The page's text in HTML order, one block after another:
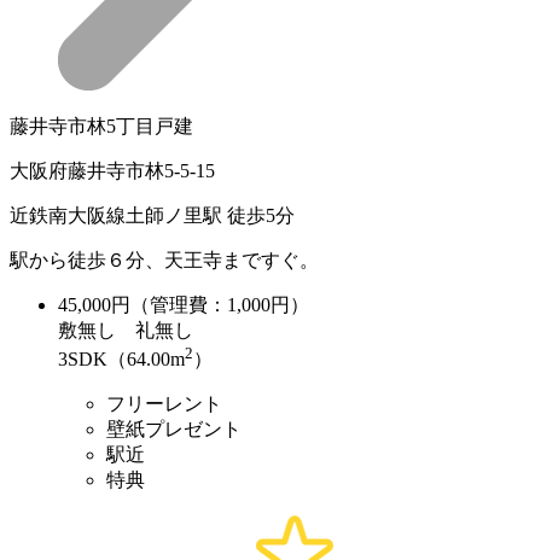
藤井寺市林5丁目戸建
大阪府藤井寺市林5-5-15
近鉄南大阪線土師ノ里駅 徒歩5分
駅から徒歩６分、天王寺まですぐ。
45,000円（管理費：1,000円）
敷無し 礼無し
3SDK（64.00m2 ）
フリーレント
壁紙プレゼント
駅近
特典